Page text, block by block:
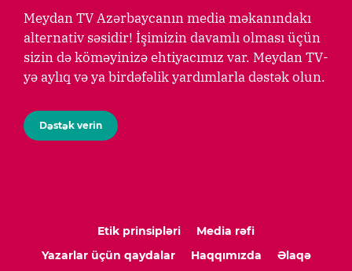
Meydan TV Azərbaycanın media məkanındakı
alternativ səsidir! İşimizin davamlı olması üçün
sizin də köməyinizə ehtiyacımız var. Meydan TV-
yə aylıq və ya birdəfəlik yardımlarla dəstək olun.
Dəstək verin
Etik prinsipləri
Media rəfi
Yazarlar üçün qaydalar
Haqqımızda
Əlaqə